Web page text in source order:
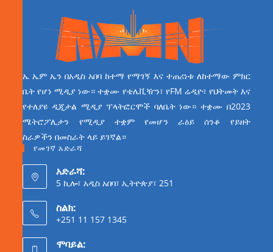
ኤ ኤም ኤን በአዲስ አበባ ከተማ የማገኝ እና ተጠሪነቱ ለከተማው ምክር
ቤት የሆነ ሚዲያ ነው። ተቋሙ የቴሌቪዥን፣ የFM ሬዲዮ፣ የህትመት እና
የተለያዩ ዲጂታል ሚዲያ ፕላትፎርሞች ባለቤት ነው። ተቋሙ በ2023
ሜትሮፖሊታን የሚዲያ ተቋም የመሆን ራዕይ ሰንቆ የይዘት
ስራዎችን በመስራት ላይ ይገኛል።
የመገኛ አድራሻ
አድራሻ:
5 ኪሎ፣ አዲስ አበባ፣ ኢትዮጵያ፣ 251
ስልክ:
+251 11 157 1345
ሞባይል: